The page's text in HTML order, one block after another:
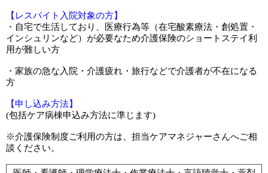
【レスパイト入院対象の方】
・自宅で生活しており、医療行為等（在宅酸素療法・創処置・
インシュリンなど）が必要なため介護保険のショートステイ利
用が難しい方
・家族の急な入院・介護疲れ・旅行などで介護者が不在になる
方
【申し込み方法】
(包括ケア病棟申込み方法に準じます)
※介護保険制度ご利用の方は、担当ケアマネジャーさんへご相
談ください。